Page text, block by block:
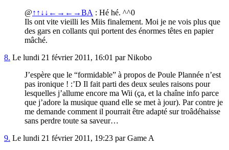
@↑↑↓↓←→←→BA : Hé hé. ^^0
Ils ont vite vieilli les Miis finalement. Moi je ne vois plus que
des gars en collants qui portent des énormes têtes en papier
mâché.
8. Le lundi 21 février 2011, 16:01 par Nikobo
J’espère que le “formidable” à propos de Poule Plannée n’est
pas ironique ! :’D Il fait parti des deux seules raisons pour
lesquelles j’allume encore ma Wii (ça, et la chaîne info parce
que j’adore la musique quand elle se met à jour). Par contre je
me demande comment il pourrait être adapté sur troâdéhaisse
sans perdre toute sa saveur…
9. Le lundi 21 février 2011, 19:23 par Game A